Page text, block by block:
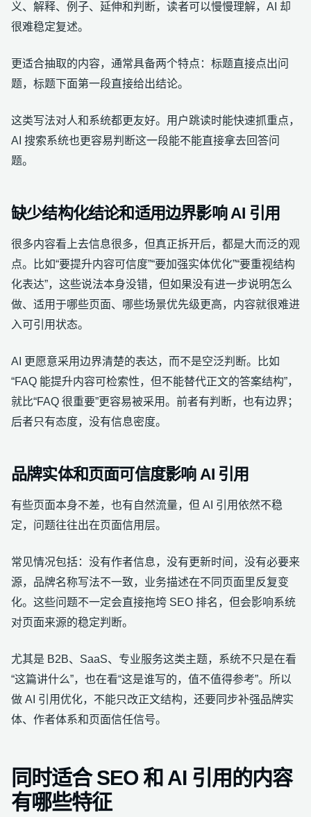
义、解释、例子、延伸和判断，读者可以慢慢理解，AI 却
很难稳定复述。
更适合抽取的内容，通常具备两个特点：标题直接点出问
题，标题下面第一段直接给出结论。
这类写法对人和系统都更友好。用户跳读时能快速抓重点，
AI 搜索系统也更容易判断这一段能不能直接拿去回答问
题。
缺少结构化结论和适用边界影响 AI 引用
很多内容看上去信息很多，但真正拆开后，都是大而泛的观
点。比如“要提升内容可信度”“要加强实体优化”“要重视结构
化表达”，这些说法本身没错，但如果没有进一步说明怎么
做、适用于哪些页面、哪些场景优先级更高，内容就很难进
入可引用状态。
AI 更愿意采用边界清楚的表达，而不是空泛判断。比如
“FAQ 能提升内容可检索性，但不能替代正文的答案结构”，
就比“FAQ 很重要”更容易被采用。前者有判断，也有边界；
后者只有态度，没有信息密度。
品牌实体和页面可信度影响 AI 引用
有些页面本身不差，也有自然流量，但 AI 引用依然不稳
定，问题往往出在页面信用层。
常见情况包括：没有作者信息，没有更新时间，没有必要来
源，品牌名称写法不一致，业务描述在不同页面里反复变
化。这些问题不一定会直接拖垮 SEO 排名，但会影响系统
对页面来源的稳定判断。
尤其是 B2B、SaaS、专业服务这类主题，系统不只是在看
“这篇讲什么”，也在看“这是谁写的，值不值得参考”。所以
做 AI 引用优化，不能只改正文结构，还要同步补强品牌实
体、作者体系和页面信任信号。
同时适合 SEO 和 AI 引用的内容
有哪些特征